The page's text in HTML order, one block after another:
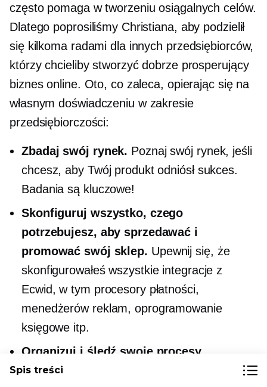
często pomaga w tworzeniu osiągalnych celów.
Dlatego poprosiliśmy Christiana, aby podzielił
się kilkoma radami dla innych przedsiębiorców,
którzy chcieliby stworzyć dobrze prosperujący
biznes online. Oto, co zaleca, opierając się na
własnym doświadczeniu w zakresie
przedsiębiorczości:
Zbadaj swój rynek. Poznaj swój rynek, jeśli
chcesz, aby Twój produkt odniósł sukces.
Badania są kluczowe!
Skonfiguruj wszystko, czego
potrzebujesz, aby sprzedawać i
promować swój sklep. Upewnij się, że
skonfigurowałeś wszystkie integracje z
Ecwid, w tym procesory płatności,
menedżerów reklam, oprogramowanie
księgowe itp.
Organizuj i śledź swoje procesy
biznesowe.
Jak najszybciej zacznij śledzić
Spis treści